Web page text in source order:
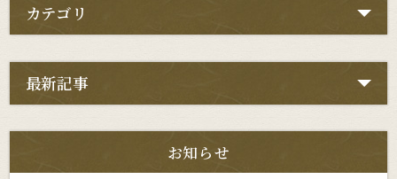
カテゴリ
最新記事
お知らせ